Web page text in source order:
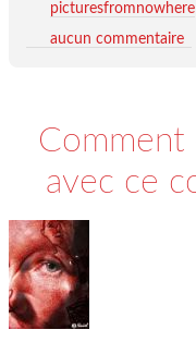
picturesfromnowhere
aucun commentaire
Comment
avec ce